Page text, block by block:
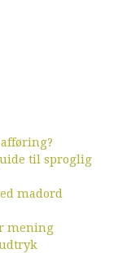
til sproglig
madord
mening